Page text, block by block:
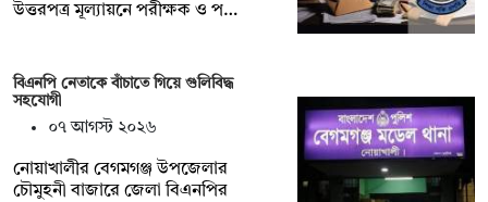
উত্তরপত্র মূল্যায়নে পরীক্ষক ও প…
বিএনপি নেতাকে বাঁচাতে গিয়ে গুলিবিদ্ধ
সহযোগী
০৭ আগস্ট ২০২৬
নোয়াখালীর বেগমগঞ্জ উপজেলার
চৌমুহনী বাজারে জেলা বিএনপির